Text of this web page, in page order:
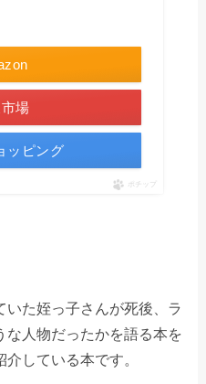
場
ッピング
ポチップ
いた姪っ子さんが死後、ラ
な人物だったかを語る本を
している本です。